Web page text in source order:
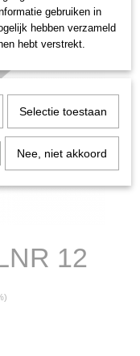
12
gebruiken in
hebben verzameld
hebt verstrekt.
Selectie toestaan
Nee, niet akkoord